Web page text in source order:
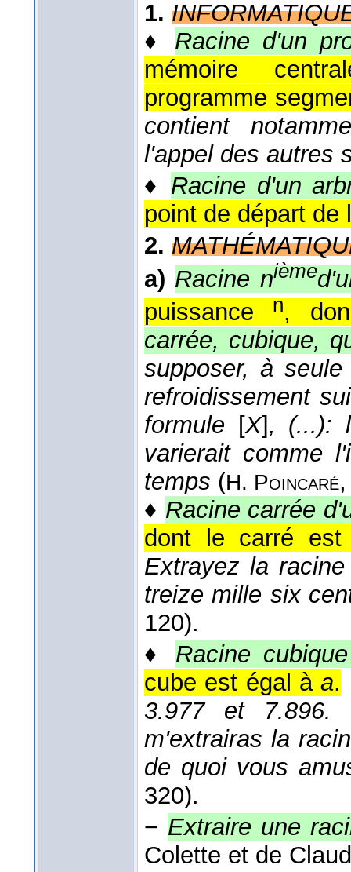
1.
♦ Racine d'un
mémoire
programme
contient
l'appel des autres
♦ Racine d'un
point de départ de
2.
a) Racine nième
puissance
n,
carrée, cubique,
supposer, à
refroidissement
formule [X], (...):
varierait comme
temps (H. Poincaré
♦ Racine carrée
dont le carré
Extrayez la
treize mille six
120).
♦ Racine
cube est égal àa.
3.977 et
m'extrairas la
de quoi vous
320).
− Extraire une
Colette et de